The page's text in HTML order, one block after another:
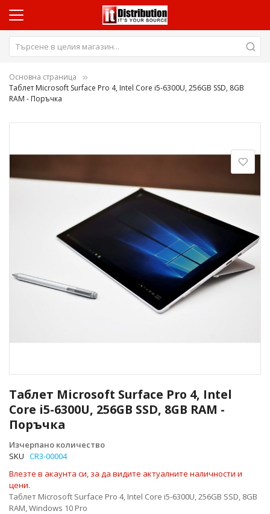
Основна страница
Таблет Microsoft Surface Pro 4, Intel Core i5-6300U, 256GB SSD, 8GB
RAM - Поръчка
Таблет Microsoft Surface Pro 4, Intel
Core i5-6300U, 256GB SSD, 8GB RAM -
Поръчка
Изчерпано количество
SKU CR3-00004
Влезте в акаунта си, за да видите актуалните наличности и
цени.
Таблет Microsoft Surface Pro 4, Intel Core i5-6300U, 256GB SSD, 8GB
RAM, Windows 10 Pro
към
началото
на
галерия
снимки